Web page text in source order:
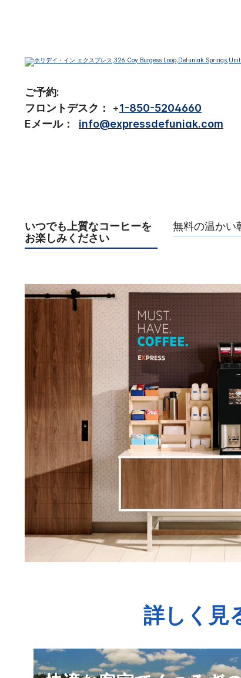
ご予約:
フロントデスク：
+1-850-5204660
Eメール：
info@expressdefuniak.com
いつでも上質なコーヒーを
お楽しみください
無料の温かい
詳しく見